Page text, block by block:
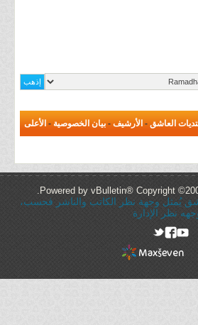
العاشق - الأرشيف - بيان الخصوصية - الأعلى
Powered by vBulletin® Copyright
يُمثل وجهة نظر الكاتب والناشر فحسب،
نظر الإدارة